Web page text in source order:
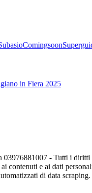
Comingsoon
in Fiera 2025
- Tutti i
contenuti e ai dati
di data scraping.